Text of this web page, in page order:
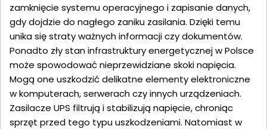
zamknięcie systemu operacyjnego i zapisanie danych,
gdy dojdzie do nagłego zaniku zasilania. Dzięki temu
unika się straty ważnych informacji czy dokumentów.
Ponadto zły stan infrastruktury energetycznej w Polsce
może spowodować nieprzewidziane skoki napięcia.
Mogą one uszkodzić delikatne elementy elektroniczne
w komputerach, serwerach czy innych urządzeniach.
Zasilacze UPS filtrują i stabilizują napięcie, chroniąc
sprzęt przed tego typu uszkodzeniami. Natomiast w